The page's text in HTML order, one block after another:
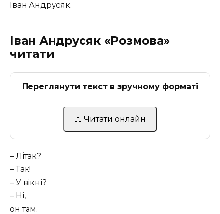
Іван Андрусяк.
Іван Андрусяк «Розмова»
читати
Переглянути текст в зручному форматі
📖 Читати онлайн
– Літак?
– Так!
– У вікні?
– Ні,
он там.